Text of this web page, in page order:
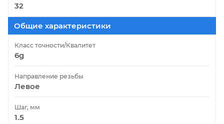
32
Общие характеристики
Класс точности/Квалитет
6g
Направление резьбы
Левое
Шаг, мм
1.5